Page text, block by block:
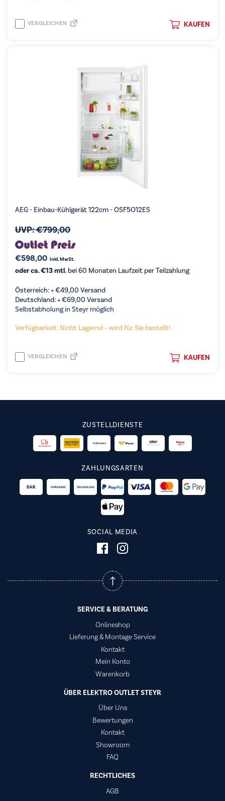
KAUFEN
VERGLEICHEN
AEG - Einbau-Kühlgerät 122cm - OSF5O12ES
UVP:€799,00
€598,00 inkl. MwSt.
oder ca. €13 mtl. bei 60 Monaten Laufzeit per Teilzahlung
Österreich: +€49,00 Versand
Deutschland: +€69,00 Versand
Selbstabholung in Steyr möglich
Verfügbarkeit: Nicht Lagernd – wird für Sie bestellt!
KAUFEN
VERGLEICHEN
ZUSTELLDIENSTE
ZAHLUNGSARTEN
SOCIAL MEDIA
SERVICE & BERATUNG
Onlineshop
Lieferung & Montage Service
Kontakt
Mein Konto
Warenkorb
ÜBER ELEKTRO OUTLET STEYR
Über Uns
Bewertungen
Kontakt
Showroom
FAQ
RECHTLICHES
AGB